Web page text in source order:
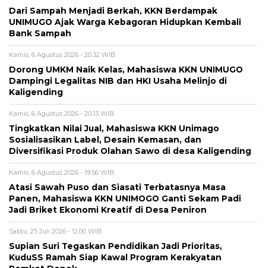
Dari Sampah Menjadi Berkah, KKN Berdampak
UNIMUGO Ajak Warga Kebagoran Hidupkan Kembali
Bank Sampah
Kamis, 6 Agustus 2026 - 20:32 WIB
Dorong UMKM Naik Kelas, Mahasiswa KKN UNIMUGO
Dampingi Legalitas NIB dan HKI Usaha Melinjo di
Kaligending
Kamis, 6 Agustus 2026 - 20:13 WIB
Tingkatkan Nilai Jual, Mahasiswa KKN Unimago
Sosialisasikan Label, Desain Kemasan, dan
Diversifikasi Produk Olahan Sawo di desa Kaligending
Kamis, 6 Agustus 2026 - 19:56 WIB
Atasi Sawah Puso dan Siasati Terbatasnya Masa
Panen, Mahasiswa KKN UNIMOGO Ganti Sekam Padi
Jadi Briket Ekonomi Kreatif di Desa Peniron
Sabtu, 25 Juli 2026 - 12:00 WIB
Supian Suri Tegaskan Pendidikan Jadi Prioritas,
KuduSS Ramah Siap Kawal Program Kerakyatan